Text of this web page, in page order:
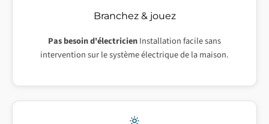
Branchez & jouez
Pas besoin d'électricienInstallation facile sans
intervention sur le système électrique de la maison.